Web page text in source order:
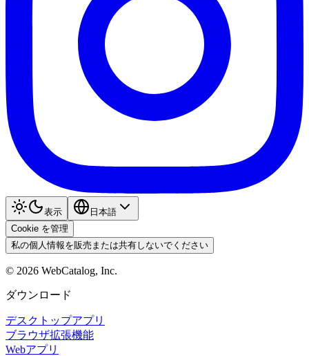
表示
日本語
Cookie を管理
私の個人情報を販売または共有しないでください
© 2026 WebCatalog, Inc.
ダウンロード
デスクトップアプリ
ブラウザ拡張機能
Webアプリ